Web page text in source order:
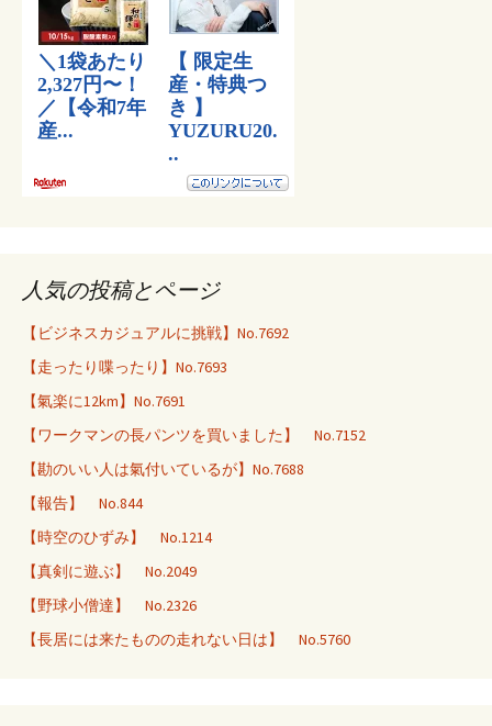
人気の投稿とページ
【ビジネスカジュアルに挑戦】No.7692
【走ったり喋ったり】No.7693
【氣楽に12km】No.7691
【ワークマンの長パンツを買いました】 No.7152
【勘のいい人は氣付いているが】No.7688
【報告】 No.844
【時空のひずみ】 No.1214
【真剣に遊ぶ】 No.2049
【野球小僧達】 No.2326
【長居には来たものの走れない日は】 No.5760